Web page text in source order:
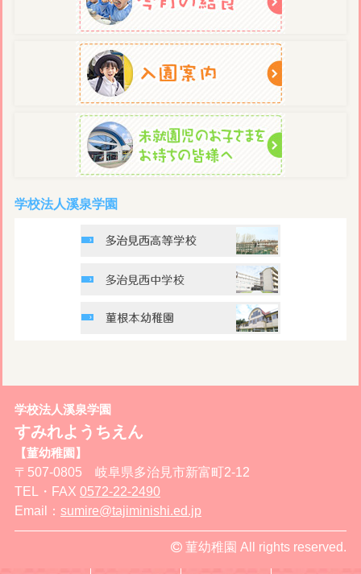
学校法人溪泉学園
学校法人溪泉学園
すみれようちえん
【菫幼稚園】
〒507-0805 岐阜県多治見市新富町2-12
TEL・FAX 0572-22-2490
Email： sumire@tajiminishi.ed.jp
菫幼稚園 All rights reserved.